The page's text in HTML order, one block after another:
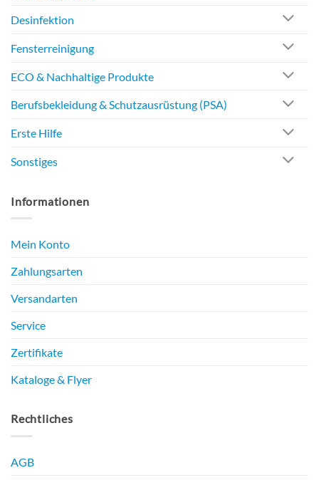
Desinfektion
Fensterreinigung
ECO & Nachhaltige Produkte
Berufsbekleidung & Schutzausrüstung (PSA)
Erste Hilfe
Sonstiges
Informationen
Mein Konto
Zahlungsarten
Versandarten
Service
Zertifikate
Kataloge & Flyer
Rechtliches
AGB